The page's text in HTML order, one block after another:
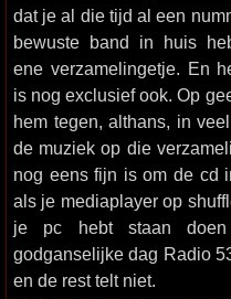
dat je al die tijd al een
bewuste band in huis
ene verzamelingetje. En
is nog exclusief ook. Op
hem tegen, althans, in
de muziek op die
nog eens fijn is om de cd
als je mediaplayer op
je pc hebt staan doen
godganselijke dag Radio
en de rest telt niet.